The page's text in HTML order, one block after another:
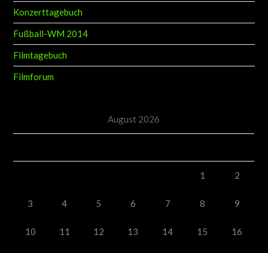
Konzerttagebuch
Fußball-WM 2014
Filmtagebuch
Filmforum
August 2026
1 2
3 4 5 6 7 8 9
10 11 12 13 14 15 16